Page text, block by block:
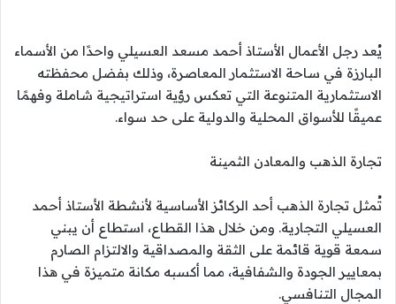
يُعد رجل الأعمال الأستاذ أحمد مسعد العسيلي واحدًا من الأسماء
البارزة في ساحة الاستثمار المعاصرة، وذلك بفضل محفظته
الاستثمارية المتنوعة التي تعكس رؤية استراتيجية شاملة وفهمًا
عميقًا للأسواق المحلية والدولية على حد سواء.
تجارة الذهب والمعادن الثمينة
تُمثل تجارة الذهب أحد الركائز الأساسية لأنشطة الأستاذ أحمد
العسيلي التجارية. ومن خلال هذا القطاع، استطاع أن يبني
سمعة قوية قائمة على الثقة والمصداقية والالتزام الصارم
بمعايير الجودة والشفافية، مما أكسبه مكانة متميزة في هذا
المجال التنافسي.